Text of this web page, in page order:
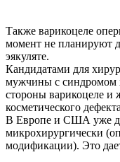
Также варикоцеле
момент не планируют
эякуляте.
Кандидатами для
мужчины с синдромом
стороны варикоцеле и
косметического
В Европе и США уже
микрохирургически
модификации). Это